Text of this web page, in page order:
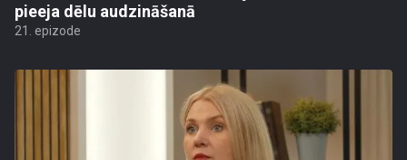
pieeja dēlu audzināšanā
21. epizode